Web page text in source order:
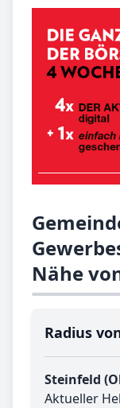
Nähe
Radius
Steinfeld
Aktueller